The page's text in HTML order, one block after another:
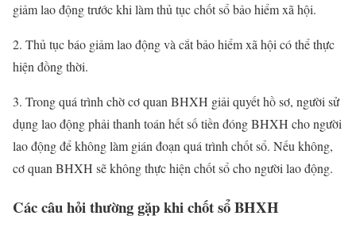
giảm lao động trước khi làm thủ tục chốt sổ bảo hiểm xã hội.
2. Thủ tục báo giảm lao động và cắt bảo hiểm xã hội có thể thực
hiện đồng thời.
3. Trong quá trình chờ cơ quan BHXH giải quyết hồ sơ, người sử
dụng lao động phải thanh toán hết số tiền đóng BHXH cho người
lao động để không làm gián đoạn quá trình chốt sổ. Nếu không,
cơ quan BHXH sẽ không thực hiện chốt sổ cho người lao động.
Các câu hỏi thường gặp khi chốt sổ BHXH